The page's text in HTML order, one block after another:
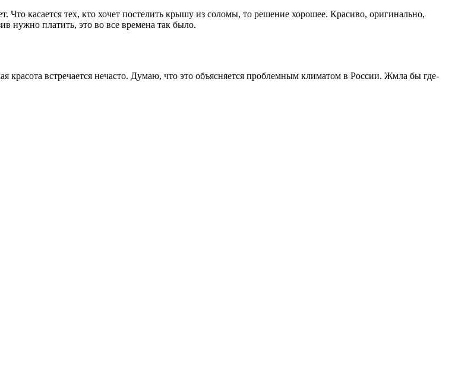
касается тех, кто хочет постелить крышу из соломы, то решение хорошее. Красиво, оригинально,
нужно платить, это во все времена так было.
встречается нечасто. Думаю, что это объясняется проблемным климатом в России. Жмла бы где-